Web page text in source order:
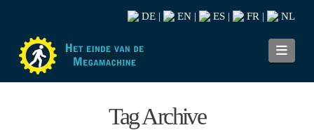
DE EN ES FR NL
Tag Archive